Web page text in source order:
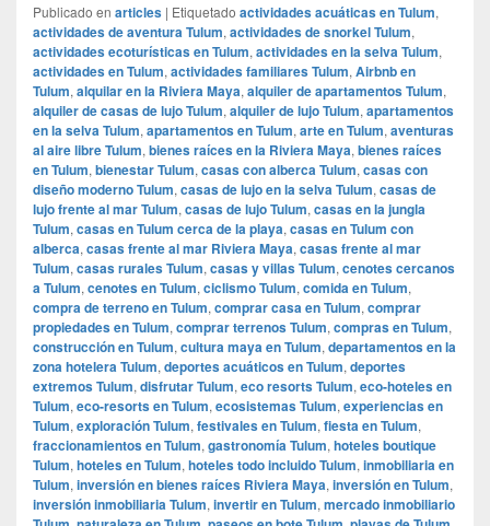
Publicado en articles | Etiquetado actividades acuáticas en Tulum,
actividades de aventura Tulum, actividades de snorkel Tulum,
actividades ecoturísticas en Tulum, actividades en la selva Tulum,
actividades en Tulum, actividades familiares Tulum, Airbnb en
Tulum, alquilar en la Riviera Maya, alquiler de apartamentos Tulum,
alquiler de casas de lujo Tulum, alquiler de lujo Tulum, apartamentos
en la selva Tulum, apartamentos en Tulum, arte en Tulum, aventuras
al aire libre Tulum, bienes raíces en la Riviera Maya, bienes raíces
en Tulum, bienestar Tulum, casas con alberca Tulum, casas con
diseño moderno Tulum, casas de lujo en la selva Tulum, casas de
lujo frente al mar Tulum, casas de lujo Tulum, casas en la jungla
Tulum, casas en Tulum cerca de la playa, casas en Tulum con
alberca, casas frente al mar Riviera Maya, casas frente al mar
Tulum, casas rurales Tulum, casas y villas Tulum, cenotes cercanos
a Tulum, cenotes en Tulum, ciclismo Tulum, comida en Tulum,
compra de terreno en Tulum, comprar casa en Tulum, comprar
propiedades en Tulum, comprar terrenos Tulum, compras en Tulum,
construcción en Tulum, cultura maya en Tulum, departamentos en la
zona hotelera Tulum, deportes acuáticos en Tulum, deportes
extremos Tulum, disfrutar Tulum, eco resorts Tulum, eco-hoteles en
Tulum, eco-resorts en Tulum, ecosistemas Tulum, experiencias en
Tulum, exploración Tulum, festivales en Tulum, fiesta en Tulum,
fraccionamientos en Tulum, gastronomía Tulum, hoteles boutique
Tulum, hoteles en Tulum, hoteles todo incluido Tulum, inmobiliaria en
Tulum, inversión en bienes raíces Riviera Maya, inversión en Tulum,
inversión inmobiliaria Tulum, invertir en Tulum, mercado inmobiliario